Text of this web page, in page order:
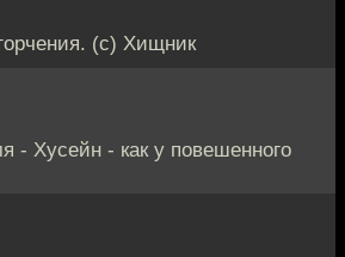
(с) Хищник
- Хусейн - как у повешенного